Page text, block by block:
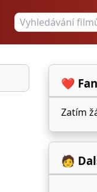
❤️
Zatím
🧑